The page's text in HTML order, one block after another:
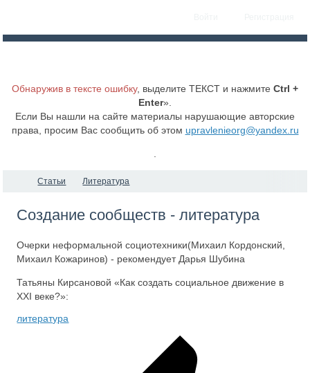
Обнаружив в тексте ошибку, выделите ТЕКСТ и нажмите Ctrl +
Enter».
Если Вы нашли на сайте материалы нарушающие авторские
права, просим Вас сообщить об этом upravlenieorg@yandex.ru
Статьи Литература
Создание сообществ - литература
Очерки неформальной социотехники(Михаил Кордонский,
Михаил Кожаринов) - рекомендует Дарья Шубина
Татьяны Кирсановой «Как создать социальное движение в
XXI веке?»:
литература